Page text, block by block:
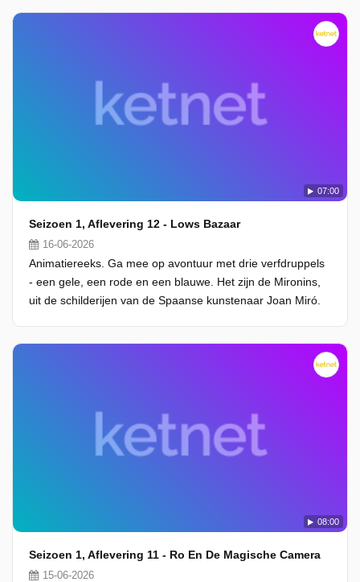
07:00
Seizoen 1, Aflevering 12 - Lows Bazaar
16-06-2026
Animatiereeks. Ga mee op avontuur met drie verfdruppels
- een gele, een rode en een blauwe. Het zijn de Mironins,
uit de schilderijen van de Spaanse kunstenaar Joan Miró.
08:00
Seizoen 1, Aflevering 11 - Ro En De Magische Camera
15-06-2026